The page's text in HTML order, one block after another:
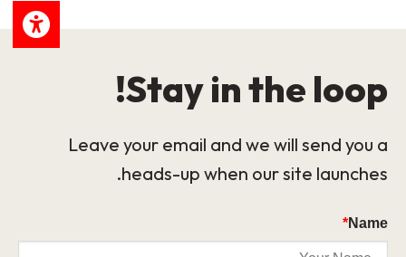
Stay in the loop!
Leave your email and we will send you a
heads-up when our site launches.
Name
*